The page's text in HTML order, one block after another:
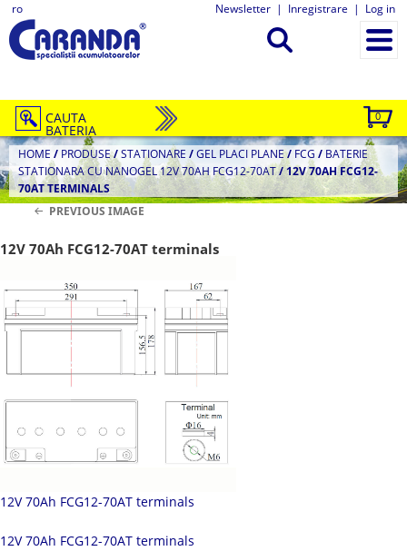
ro Newsletter | Inregistrare | Log in
0
CAUTA
BATERIA
HOME / PRODUSE/STATIONARE /GEL PLACI PLANE/ FCG / BATERIE
STATIONARA CU NANOGEL 12V 70AH FCG12-70AT/12V 70AH FCG12-
70AT TERMINALS
PREVIOUS IMAGE
12V 70Ah FCG12-70AT terminals
12V 70Ah FCG12-70AT terminals
12V 70Ah FCG12-70AT terminals